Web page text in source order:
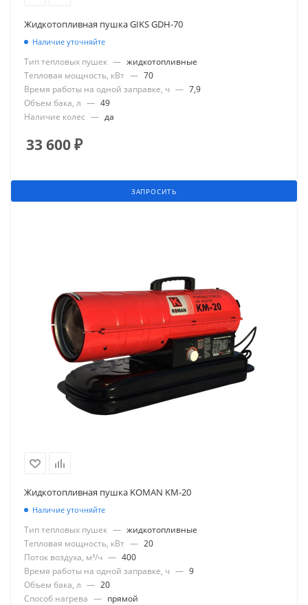
Жидкотопливная пушка GIKS GDH-70
Наличие уточняйте
Тип тепловых пушек — жидкотопливные
Тепловая мощность, кВт — 70
Время работы на одной заправке, ч — 7,9
Объем бака, л — 49
Наличие колес — да
33 600₽
ЗАПРОСИТЬ
Жидкотопливная пушка KOMAN KM-20
Наличие уточняйте
Тип тепловых пушек — жидкотопливные
Тепловая мощность, кВт — 20
Поток воздуха, м³/ч — 400
Время работы на одной заправке, ч — 9
Объем бака, л — 20
Способ нагрева — прямой